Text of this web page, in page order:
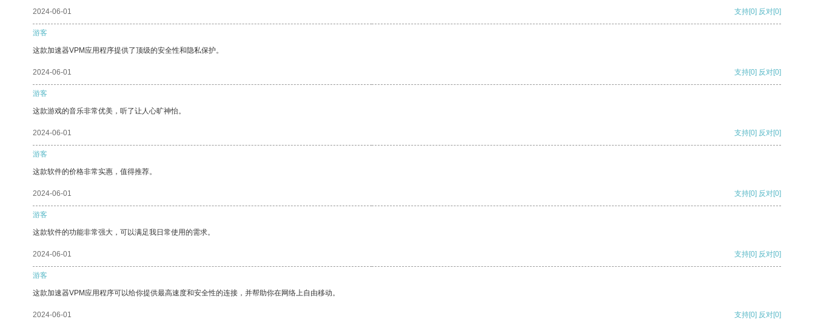
2024-06-01 支持[0] 反对[0]
游客
这款加速器VPM应用程序提供了顶级的安全性和隐私保护。
2024-06-01 支持[0] 反对[0]
游客
这款游戏的音乐非常优美，听了让人心旷神怡。
2024-06-01 支持[0] 反对[0]
游客
这款软件的价格非常实惠，值得推荐。
2024-06-01 支持[0] 反对[0]
游客
这款软件的功能非常强大，可以满足我日常使用的需求。
2024-06-01 支持[0] 反对[0]
游客
这款加速器VPM应用程序可以给你提供最高速度和安全性的连接，并帮助你在网络上自由移动。
2024-06-01 支持[0] 反对[0]